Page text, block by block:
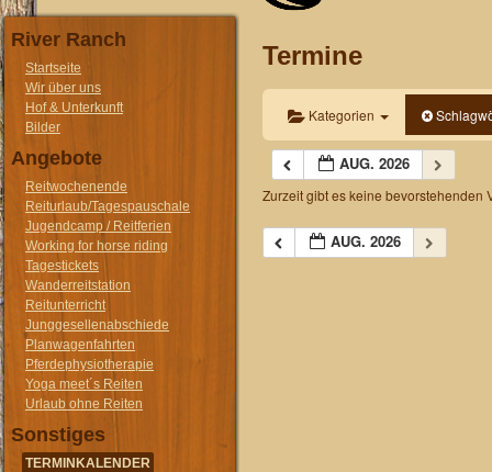
River Ranch
Startseite
Wir über uns
Hof & Unterkunft
Bilder
Angebote
Reitwochenende
Reiturlaub/Tagespauschale
Jugendcamp / Reitferien
Working for horse riding
Tagestickets
Wanderreitstation
Reitunterricht
Junggesellenabschiede
Planwagenfahrten
Pferdephysiotherapie
Yoga meet´s Reiten
Urlaub ohne Reiten
Sonstiges
TERMINKALENDER
Termine
Kategorien
AUG. 2026
Zurzeit gibt es keine bevorstehenden
AUG. 2026